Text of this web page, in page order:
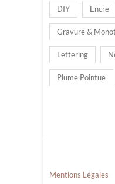
DIY Encre
Gravure &
Lettering
Plume Pointue
Mentions Légales